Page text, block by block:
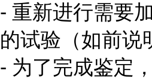
- 重新进行需要
的试验（如前说
- 为了完成鉴定